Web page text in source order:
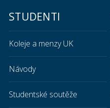
STUDENTI
Koleje a menzy UK
Návody
Studentské soutěže